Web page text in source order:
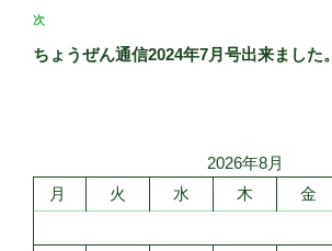
ビ
ゲ
ン
稿
次
の
次
ちょうぜん通信2024年7月号出来ました。
2026年8月
月
火 水 木 金